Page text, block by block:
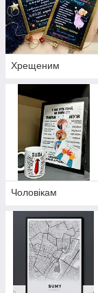
Хрещеним
Чоловікам